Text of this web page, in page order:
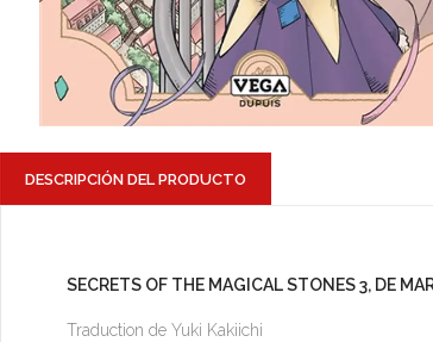
DESCRIPCIÓN DEL PRODUCTO
SECRETS OF THE MAGICAL STONES 3, DE
Traduction de Yuki Kakiichi